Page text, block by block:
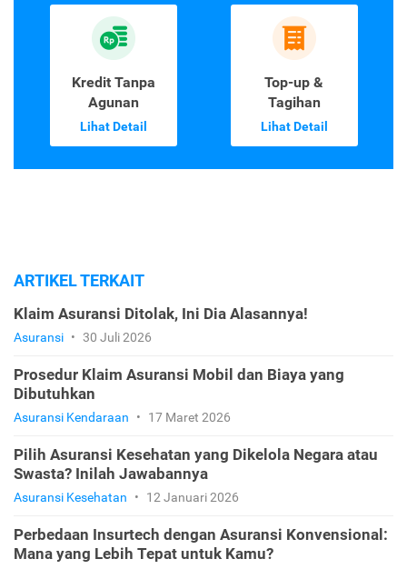
Kredit Tanpa
Agunan
Lihat Detail
Top-up &
Tagihan
Lihat Detail
ARTIKEL TERKAIT
Klaim Asuransi Ditolak, Ini Dia Alasannya!
Asuransi • 30 Juli 2026
Prosedur Klaim Asuransi Mobil dan Biaya yang
Dibutuhkan
Asuransi Kendaraan • 17 Maret 2026
Pilih Asuransi Kesehatan yang Dikelola Negara atau
Swasta? Inilah Jawabannya
Asuransi Kesehatan • 12 Januari 2026
Perbedaan Insurtech dengan Asuransi Konvensional:
Mana yang Lebih Tepat untuk Kamu?